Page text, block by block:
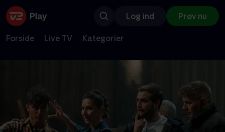
Log ind Prøv nu
Forside Live TV Kategorier